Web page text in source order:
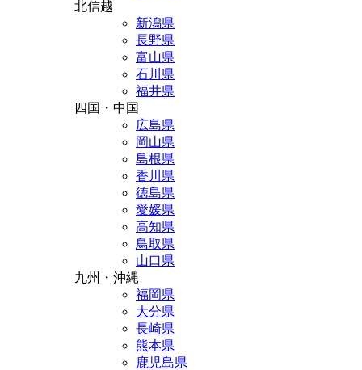
北信越
新潟県
長野県
富山県
石川県
福井県
四国・中国
広島県
岡山県
島根県
香川県
徳島県
愛媛県
高知県
鳥取県
山口県
九州・沖縄
福岡県
大分県
長崎県
熊本県
鹿児島県